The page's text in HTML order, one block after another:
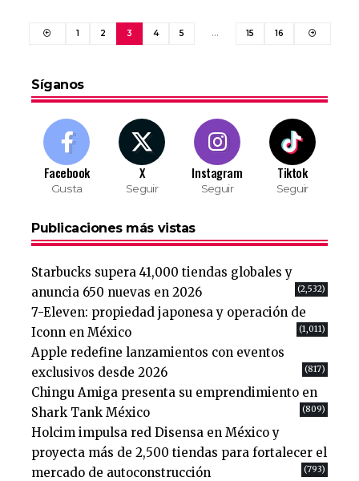
1 2 3 4 5 … 15 16
Síganos
Facebook
Gusta
X
Seguir
Instagram
Seguir
Tiktok
Seguir
Publicaciones más vistas
Starbucks supera 41,000 tiendas globales y
anuncia 650 nuevas en 2026
(2,532)
7-Eleven: propiedad japonesa y operación de
Iconn en México
(1,011)
Apple redefine lanzamientos con eventos
exclusivos desde 2026
(817)
Chingu Amiga presenta su emprendimiento en
Shark Tank México
(809)
Holcim impulsa red Disensa en México y
proyecta más de 2,500 tiendas para fortalecer el
mercado de autoconstrucción
(793)